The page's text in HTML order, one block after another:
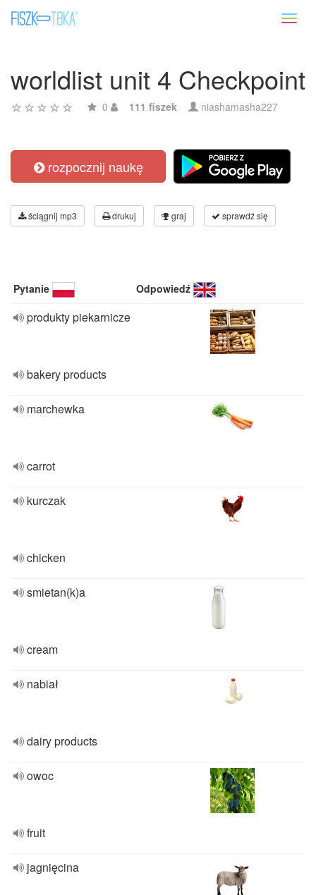
worldlist unit 4 Checkpoint
0 111 fiszek niashamasha227
rozpocznij naukę
ściągnij mp3 drukuj graj sprawdź się
Pytanie Odpowiedź
produkty piekarnicze
bakery products
marchewka
carrot
kurczak
chicken
smietan(k)a
cream
nabiał
dairy products
owoc
fruit
jagnięcina